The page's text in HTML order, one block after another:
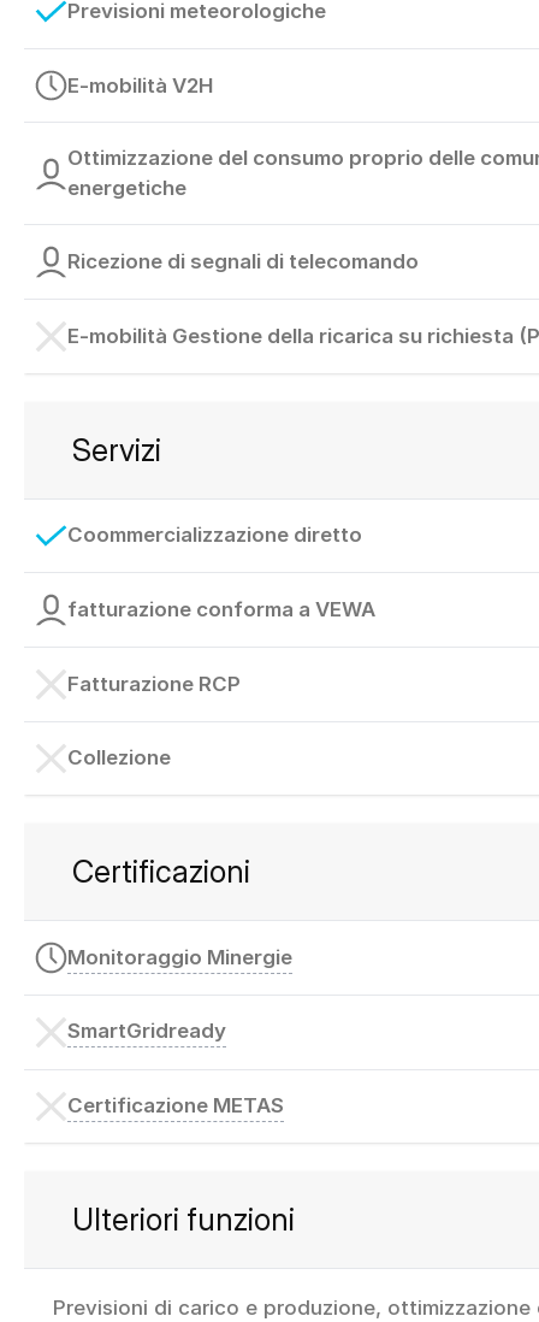
Previsioni meteorologiche
E-mobilità V2H
Ottimizzazione del consumo proprio delle
energetiche
Ricezione di segnali di telecomando
E-mobilità Gestione della ricarica su richiesta
Servizi
Coommercializzazione diretto
fatturazione conforma a VEWA
Fatturazione RCP
Collezione
Certificazioni
Monitoraggio Minergie
SmartGridready
Certificazione METAS
Ulteriori funzioni
Previsioni di carico e produzione, ottimizzazione